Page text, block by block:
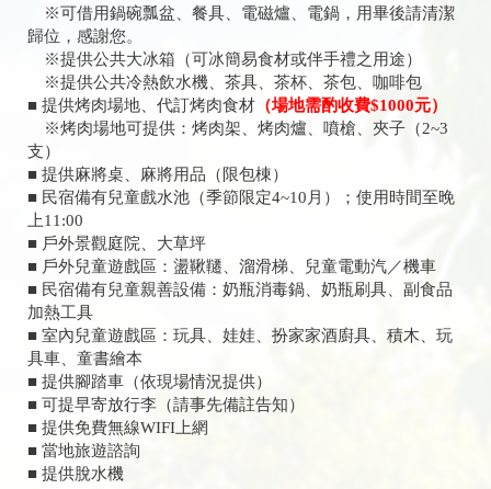
※可借用鍋碗瓢盆、餐具、電磁爐、電鍋，用畢後請清潔
歸位，感謝您。
※提供公共大冰箱（可冰簡易食材或伴手禮之用途）
※提供公共冷熱飲水機、茶具、茶杯、茶包、咖啡包
■ 提供烤肉場地、代訂烤肉食材 （場地需酌收費$1000元）
※烤肉場地可提供：烤肉架、烤肉爐、噴槍、夾子（2~3
支）
■ 提供麻將桌、麻將用品（限包棟）
■ 民宿備有兒童戲水池（季節限定4~10月）；使用時間至晚
上11:00
■ 戶外景觀庭院、大草坪
■ 戶外兒童遊戲區：盪鞦韆、溜滑梯、兒童電動汽／機車
■ 民宿備有兒童親善設備：奶瓶消毒鍋、奶瓶刷具、副食品
加熱工具
■ 室內兒童遊戲區：玩具、娃娃、扮家家酒廚具、積木、玩
具車、童書繪本
■ 提供腳踏車（依現場情況提供）
■ 可提早寄放行李（請事先備註告知）
■ 提供免費無線WIFI上網
■ 當地旅遊諮詢
■ 提供脫水機